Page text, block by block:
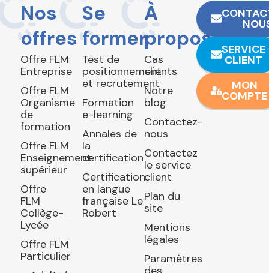
Nos
offres
Offre FLM
Entreprise
Offre FLM
Organisme
de
formation
Offre FLM
Enseignement
supérieur
Offre
FLM
Collège-
Lycée
Offre FLM
Particulier
Se
former
Test de
positionnement
et recrutement
Formation
e-learning
Annales de
la
certification
Certification
en langue
française Le
Robert
À
propos
Cas
clients
Notre
blog
Contactez-
nous
Contactez
le service
client
Plan du
site
Mentions
légales
Paramètres
SERVICE
CLIENT
MON
COMPTE